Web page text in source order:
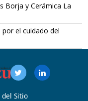
Borja y Cerámica La
el cuidado del
del Sitio